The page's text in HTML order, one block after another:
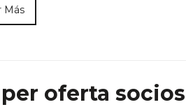
Más
oferta